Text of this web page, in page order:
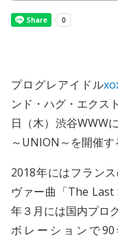
プログレアイドル
ンド・ハグ・エクス
日（木）渋谷WWW
～UNION～を開催す
2018年にはフラン
ヴァー曲「The
年３月には国内プロ
ボレーションで